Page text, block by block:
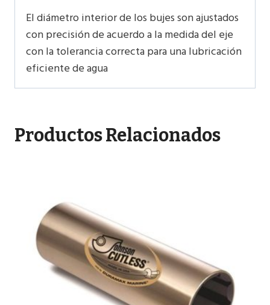
El diámetro interior de los bujes son ajustados
con precisión de acuerdo a la medida del eje
con la tolerancia correcta para una lubricación
eficiente de agua
Productos Relacionados